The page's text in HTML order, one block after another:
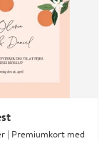
| Premiumkort med